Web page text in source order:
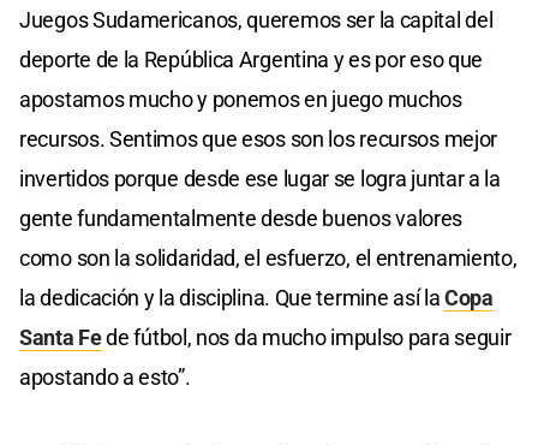
Juegos Sudamericanos, queremos ser la capital del
deporte de la República Argentina y es por eso que
apostamos mucho y ponemos en juego muchos
recursos. Sentimos que esos son los recursos mejor
invertidos porque desde ese lugar se logra juntar a la
gente fundamentalmente desde buenos valores
como son la solidaridad, el esfuerzo, el entrenamiento,
la dedicación y la disciplina. Que termine así laCopa
Santa Fede fútbol, nos da mucho impulso para seguir
apostando a esto”.